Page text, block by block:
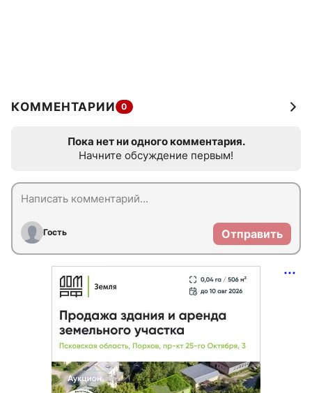
КОММЕНТАРИИ 0
Пока нет ни одного комментария.
Начните обсуждение первым!
Гость Отправить